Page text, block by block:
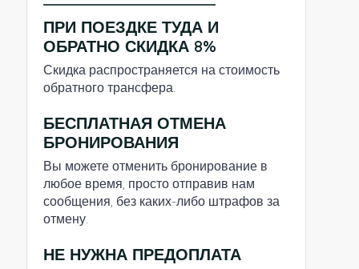
ПРИ ПОЕЗДКЕ ТУДА И
ОБРАТНО СКИДКА 8%
Скидка распространяется на стоимость
обратного трансфера.
БЕСПЛАТНАЯ ОТМЕНА
БРОНИРОВАНИЯ
Вы можете отменить бронирование в
любое время, просто отправив нам
сообщения, без каких-либо штрафов за
отмену.
НЕ НУЖНА ПРЕДОПЛАТА